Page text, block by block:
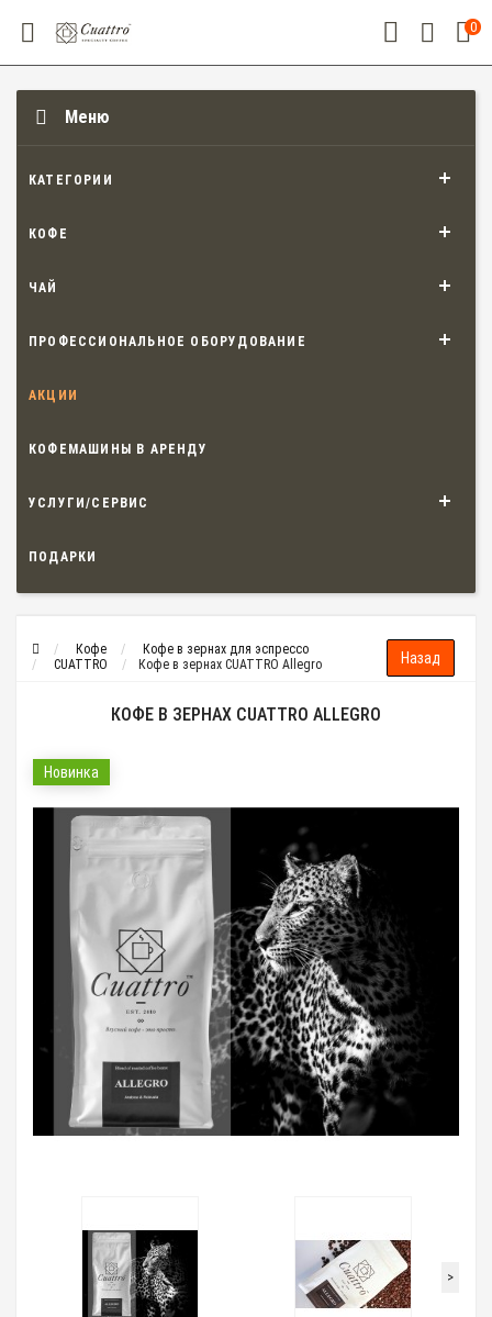
0
Меню
КАТЕГОРИИ
КОФЕ
ЧАЙ
ПРОФЕССИОНАЛЬНОЕ ОБОРУДОВАНИЕ
АКЦИИ
КОФЕМАШИНЫ В АРЕНДУ
УСЛУГИ/СЕРВИС
ПОДАРКИ
Кофе
Кофе в зернах для эспрессо
CUATTRO
Кофе в зернах CUATTRO Allegro
КОФЕ В ЗЕРНАХ CUATTRO ALLEGRO
Новинка
>